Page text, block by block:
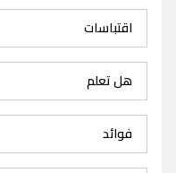
اقتباسات
هل تعلم
فوائد